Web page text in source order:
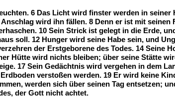
6 Das Licht wird finster werden in seiner
wird ihn fällen. 8 Denn er ist mit seinen
10 Sein Strick ist gelegt in die Erde,
soll. 12 Hunger wird seine Habe sein, und
der Erstgeborene des Todes. 14 Seine
Hütte wird nichts bleiben; über seine Stätte
17 Sein Gedächtnis wird vergehen in dem
verstoßen werden. 19 Er wird keine
werden sich über seinen Tag entsetzen;
der Gott nicht achtet.